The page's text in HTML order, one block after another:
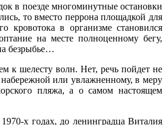
в поезде многоминутные остановки
то вместо перрона площадкой для
кровотока в организме становился
на месте полноценному бегу,
безрыбье…
к шелесту волн. Нет, речь пойдет не
или увлажненному, в меру
пляжа, а о самом настоящем
х годах, до ленинградца Виталия